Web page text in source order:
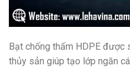
Bạt chống thấm HDPE được
thủy sản giúp tạo lớp ngăn